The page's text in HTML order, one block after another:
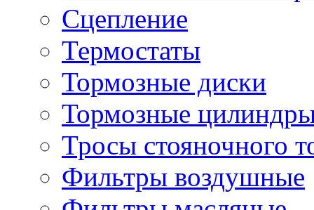
Сцепление
Термостаты
Тормозные диски
Тормозные
Тросы стояночного
Фильтры воздушные